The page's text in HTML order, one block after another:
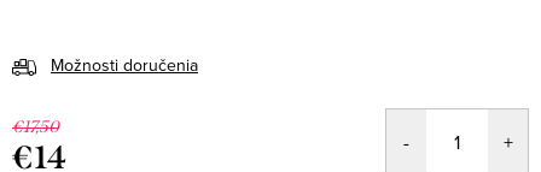
Možnosti doručenia
€17,50
€14